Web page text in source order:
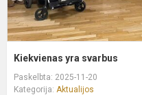
Kiekvienas yra svarbus
Paskelbta: 2025-11-20
Kategorija: Aktualijos